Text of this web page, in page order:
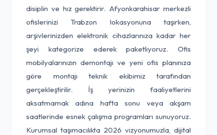
disiplin ve hız gerektirir. Afyonkarahisar merkezli
ofislerinizi Trabzon lokasyonuna taşırken,
arşivlerinizden elektronik cihazlarınıza kadar her
şeyi kategorize ederek paketliyoruz. Ofis
mobilyalarınızın demontajı ve yeni ofis planınıza
göre montajı teknik ekibimiz tarafından
gerçekleştirilir. İş yerinizin faaliyetlerini
aksatmamak adına hafta sonu veya akşam
saatlerinde esnek çalışma programları sunuyoruz.
Kurumsal taşımacılıkta 2026 vizyonumuzla, dijital